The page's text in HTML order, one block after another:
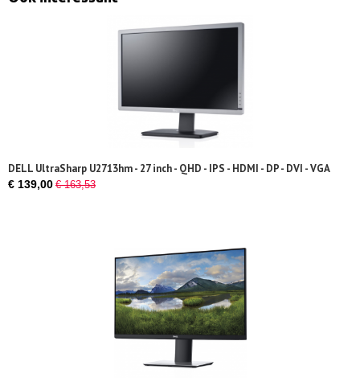
DELL UltraSharp U2713hm - 27 inch - QHD - IPS - HDMI - DP - DVI - VGA
€ 139,00 € 163,53